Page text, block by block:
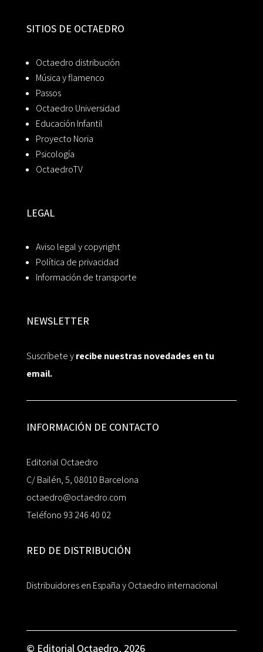
SITIOS DE OCTAEDRO
Octaedro distribución
Música y flamenco
Passos
Octaedro Universidad
Educación Infantil
Proyecto Noria
Psicología
OctaedroTV
LEGAL
Aviso legal y copyright
Política de privacidad
Información de transporte
NEWSLETTER
Suscríbete yrecibe nuestras novedades en tu
email.
INFORMACIÓN DE CONTACTO
Editorial Octaedro
C/ Bailén, 5, 08010 Barcelona
octaedro@octaedro.com
Teléfono 93 246 40 02
RED DE DISTRIBUCIÓN
Distribuidores en España y Octaedro internacional
© Editorial Octaedro, 2026